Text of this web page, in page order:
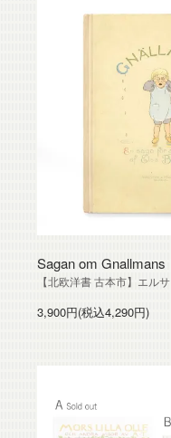
Sagan om
【北欧洋書 古本市】エル
3,900円(税込4,290円)